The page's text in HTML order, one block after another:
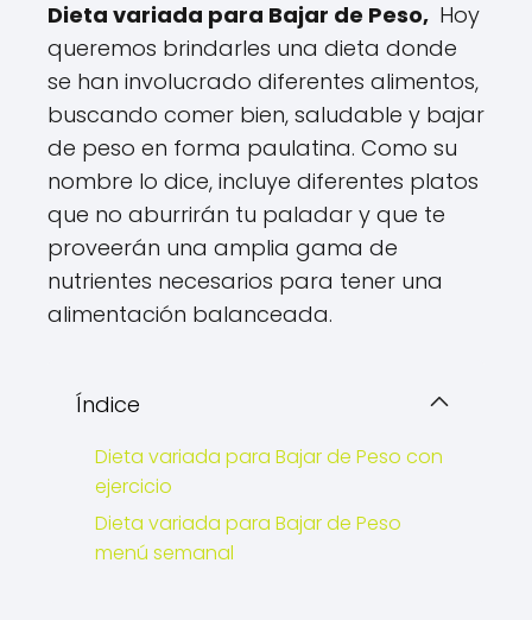
Dieta variada para Bajar de Peso, Hoy
queremos brindarles una dieta donde
se han involucrado diferentes alimentos,
buscando comer bien, saludable y bajar
de peso en forma paulatina. Como su
nombre lo dice, incluye diferentes platos
que no aburrirán tu paladar y que te
proveerán una amplia gama de
nutrientes necesarios para tener una
alimentación balanceada.
Índice
Dieta variada para Bajar de Peso con
ejercicio
Dieta variada para Bajar de Peso
menú semanal